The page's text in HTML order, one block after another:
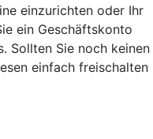
einzurichten oder Ihr
ein Geschäftskonto
Sollten Sie noch keinen
einfach freischalten